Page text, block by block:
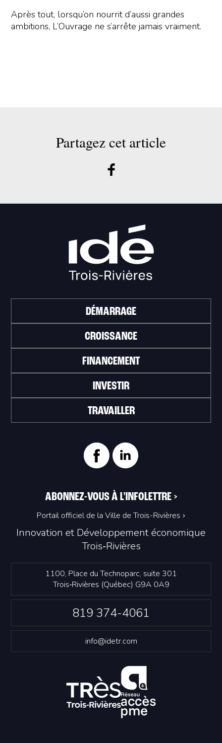
Après tout, lorsqu’on nourrit d’aussi grandes
ambitions, L’Ouvrage ne s’arrête jamais vraiment.
Partagez cet article
Innovation et Développement économique
Trois‑Rivières
1100, Place du Technoparc, suite 301
Trois‑Rivières (Québec) G9A 0A9
819 374-4061
info@idetr.com
DÉMARRAGE
CROISSANCE
FINANCEMENT
INVESTIR
TRAVAILLER
ABONNEZ-VOUS À L'INFOLETTRE >
Portail officiel de la Ville de Trois-Rivières